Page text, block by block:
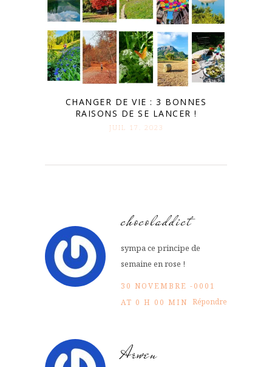
CHANGER DE VIE : 3 BONNES
RAISONS DE SE LANCER !
JUIL 17. 2023
chocoladdict
sympa ce principe de
semaine en rose !
30 NOVEMBRE -0001
AT 0 H 00 MIN Répondre
Arwen